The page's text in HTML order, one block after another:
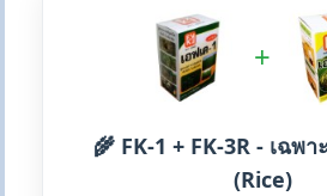
+
🌾 FK-1 + FK-3R - เฉพ
(Rice)